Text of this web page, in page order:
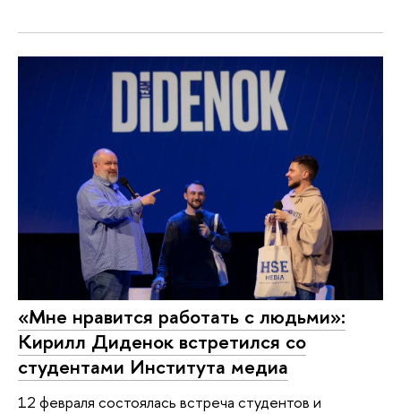
«Мне нравится работать с людьми»:
Кирилл Диденок встретился со
студентами Института медиа
12 февраля состоялась встреча студентов и